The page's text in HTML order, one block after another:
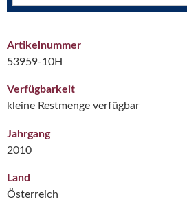
Artikelnummer
53959-10H
Verfügbarkeit
kleine Restmenge verfügbar
Jahrgang
2010
Land
Österreich